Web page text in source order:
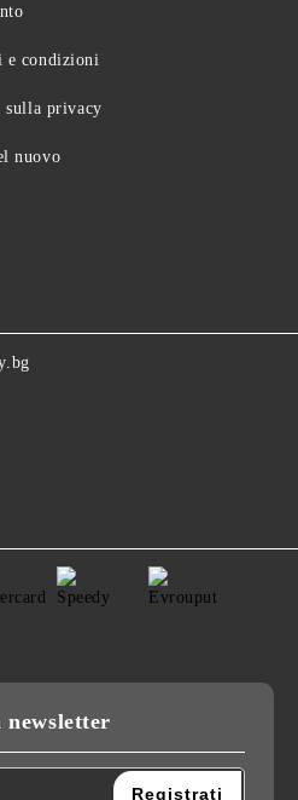
e condizioni
sulla privacy
nuovo